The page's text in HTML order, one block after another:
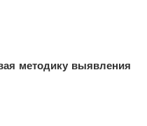
методику выявления